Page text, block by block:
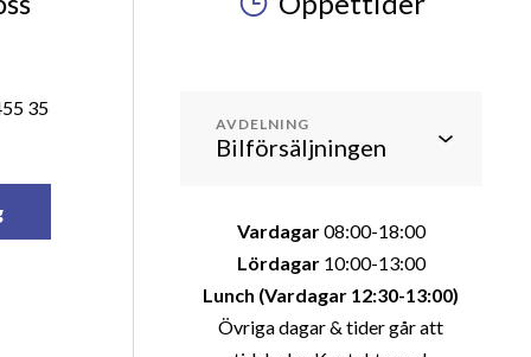
35
AVDELNING
Vardagar08:00-18:00
Lördagar10:00-13:00
Lunch (Vardagar 12:30-13:00)
Övriga dagar & tider går att